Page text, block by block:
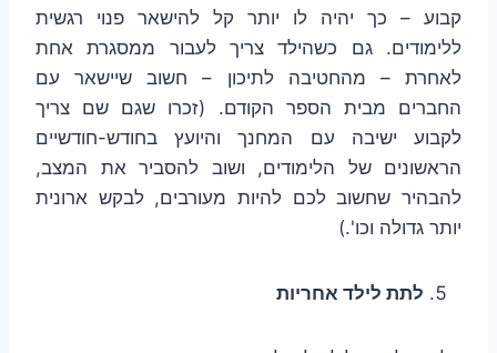
קבוע – כך יהיה לו יותר קל להישאר פנוי רגשית
ללימודים. גם כשהילד צריך לעבור ממסגרת אחת
לאחרת – מהחטיבה לתיכון – חשוב שיישאר עם
החברים מבית הספר הקודם. (זכרו שגם שם צריך
לקבוע ישיבה עם המחנך והיועץ בחודש-חודשיים
הראשונים של הלימודים, ושוב להסביר את המצב,
להבהיר שחשוב לכם להיות מעורבים, לבקש ארונית
יותר גדולה וכו'.)
לתת לילד אחריות